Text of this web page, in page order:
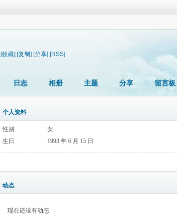
[收藏] [复制] [分享] [RSS]
日志 相册 主题 分享 留言板
个人资料
性别
女
生日
1993 年 6 月 15 日
动态
现在还没有动态